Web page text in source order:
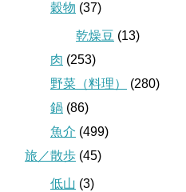
穀物 (37)
乾燥豆 (13)
肉 (253)
野菜（料理）
(280)
鍋 (86)
魚介 (499)
旅／散歩 (45)
低山 (3)